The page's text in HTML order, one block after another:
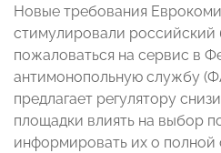
Новые требования
стимулировали российский
пожаловаться на сервис в
антимонопольную службу
предлагает регулятору
площадки влиять на выбор
информировать их о полной